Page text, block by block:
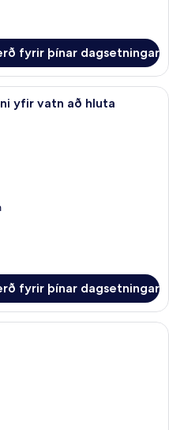
fyrir þínar dagsetningar
fyrir tvo - svalir - útsýni
yfir vatn að hluta
fyrir þínar dagsetningar
| Míníbar, öryggishólf í